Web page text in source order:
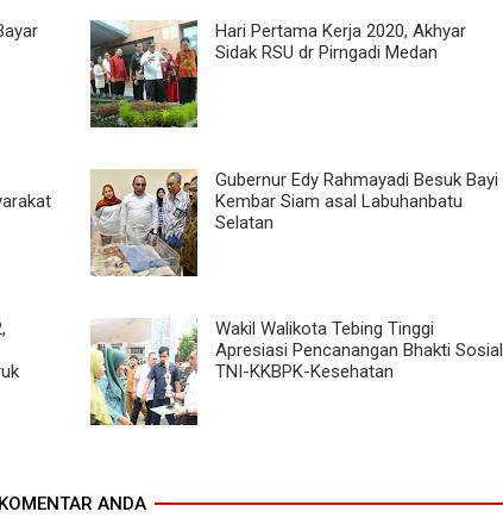
Hari Pertama Kerja 2020, Akhyar
Sidak RSU dr Pirngadi Medan
Gubernur Edy Rahmayadi Besuk Bayi
Kembar Siam asal Labuhanbatu
Selatan
Wakil Walikota Tebing Tinggi
Apresiasi Pencanangan Bhakti Sosial
TNI-KKBPK-Kesehatan
KOMENTAR ANDA